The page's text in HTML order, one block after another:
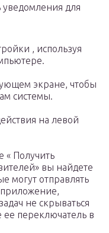
для
, используя
экране, чтобы
системы.
на левой
« Получить
вы найдете
могут отправлять
не скрываться
ее переключатель в